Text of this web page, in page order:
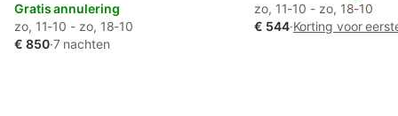
Gratis annulering
zo, 11-10 - zo, 18-10
€ 850·7 nachten
zo, 11-10 - zo, 18-10
€ 544·Korting voor